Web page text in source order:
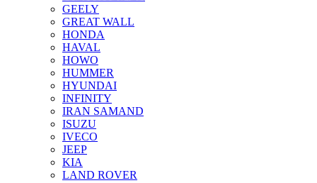
GEELY
GREAT WALL
HONDA
HAVAL
HOWO
HUMMER
HYUNDAI
INFINITY
IRAN SAMAND
ISUZU
IVECO
JEEP
KIA
LAND ROVER